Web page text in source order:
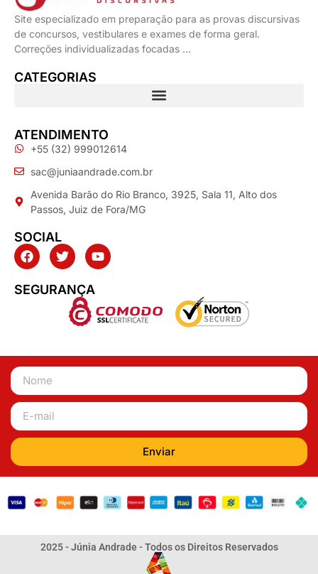
Site especializado em preparação para as provas discursivas
de concursos, vestibulares e exames de forma geral.
Correções individualizadas focadas …
CATEGORIAS
ATENDIMENTO
+55 (32) 999012614
sac@juniaandrade.com.br
Avenida Barão do Rio Branco, 3925, Sala 11, Alto dos
Passos, Juiz de Fora/MG
SOCIAL
SEGURANÇA
Enviar
2025 - Júnia Andrade - Todos os Direitos Reservados